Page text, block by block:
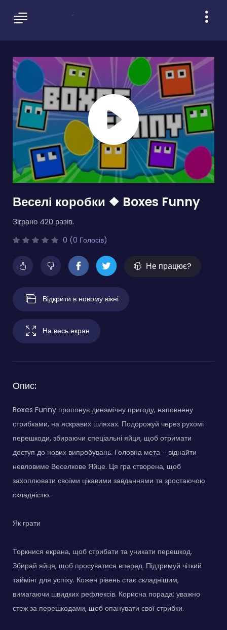
Веселі коробки ❖ Boxes Funny
Зіграно 420 разів.
0 (0 Голосів)
Не працює?
Відкрити в новому вікні
На весь екран
Опис:
Boxes Funny пропонує динамічну пригоду, наповнену
стрибками, на яскравих шляхах. Подорожуй через рухомі
перешкоди, збираючи спеціальні яйця, щоб отримати
доступ до нових випробувань. Головна мета - віднайти
невловиме Веселкове Яйце. Ця гра створена, щоб
захоплювати своїми цікавими завданнями та зростаючою
складністю.
Як грати
Торкнися екрана, щоб стрибати та уникати перешкод.
Збирай яйця, щоб просуватися вперед. Підтримуй чіткий
таймінг для успіху. Кожен рівень стає складнішим,
вимагаючи швидких рефлексів. Корисна порада: уважно
стеж за перешкодами, щоб опанувати свої стрибки.